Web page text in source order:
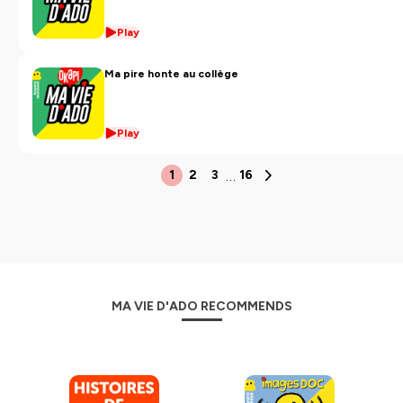
Play
Ma pire honte au collège
Play
1 2 3 16
MA VIE D'ADO RECOMMENDS